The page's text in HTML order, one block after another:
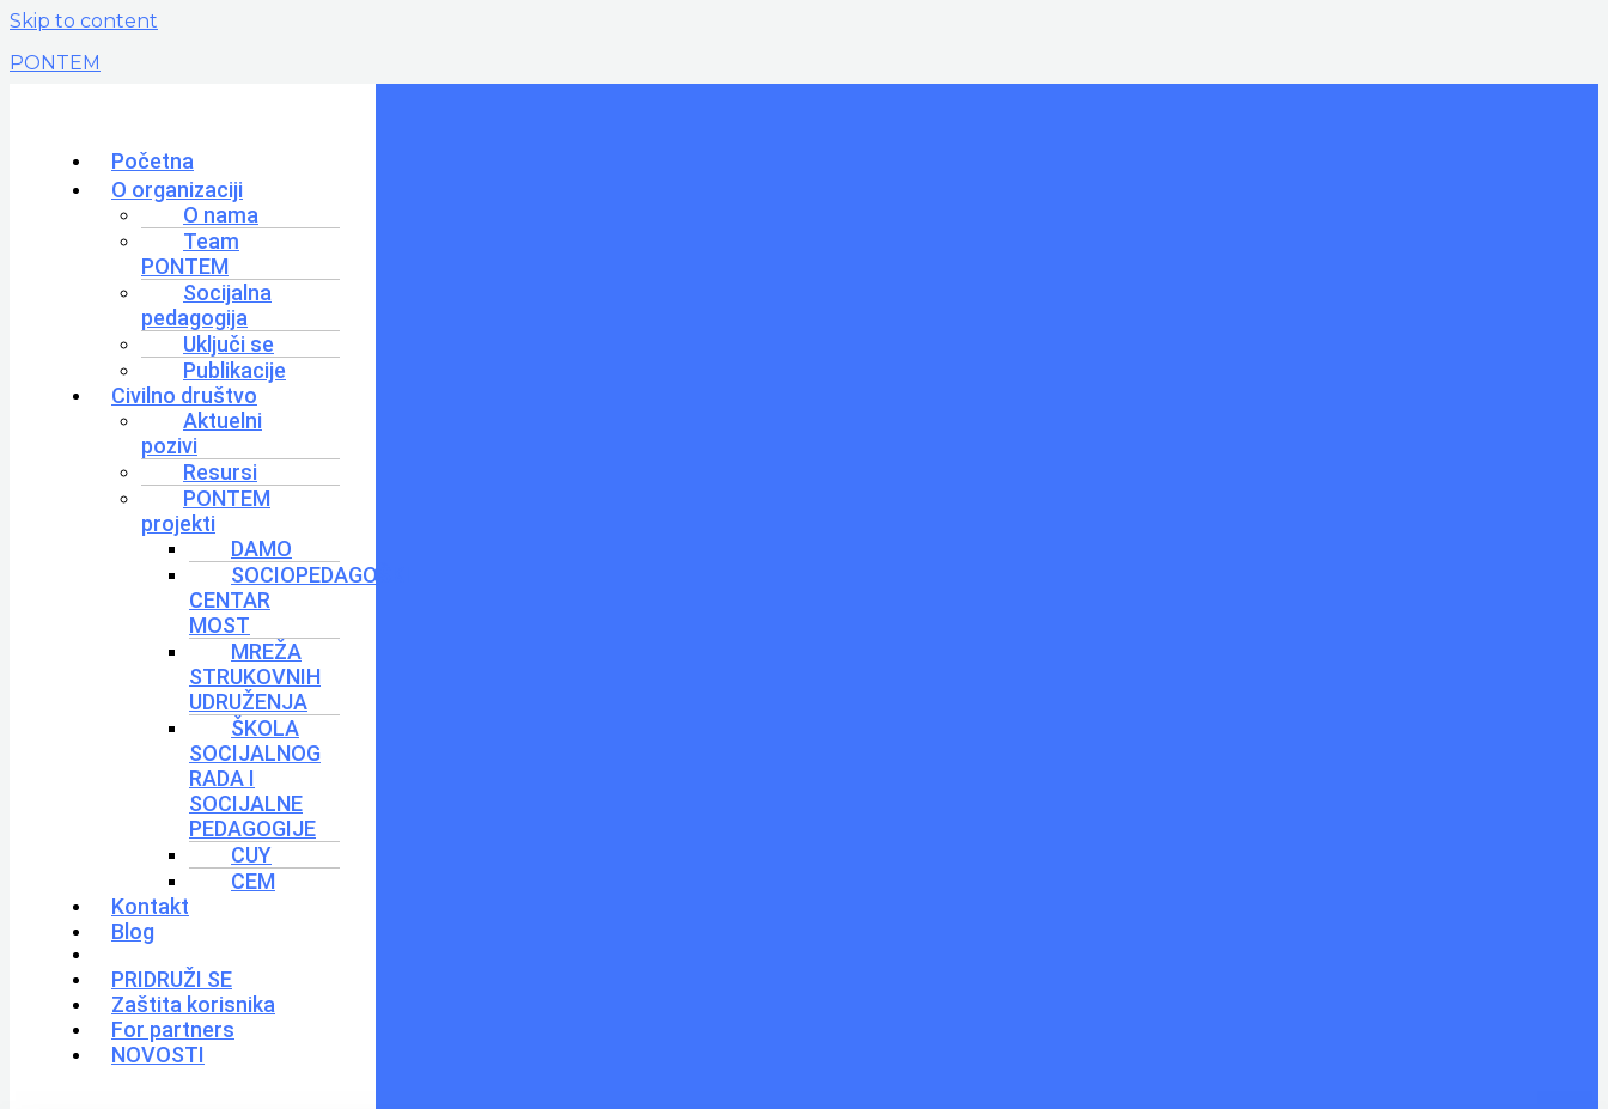
Skip to content
PONTEM
Početna
O organizaciji
O nama
Team
PONTEM
Socijalna
pedagogija
Uključi se
Publikacije
Civilno društvo
Aktuelni
pozivi
Resursi
PONTEM
projekti
DAMO
SOCIOPEDAGOŠKI
CENTAR
MOST
MREŽA
STRUKOVNIH
UDRUŽENJA
ŠKOLA
SOCIJALNOG
RADA I
SOCIJALNE
PEDAGOGIJE
CUY
CEM
Kontakt
Blog
PRIDRUŽI SE
Zaštita korisnika
For partners
NOVOSTI